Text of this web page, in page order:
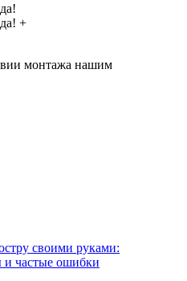
! +
монтажа нашим
своими руками:
и частые ошибки